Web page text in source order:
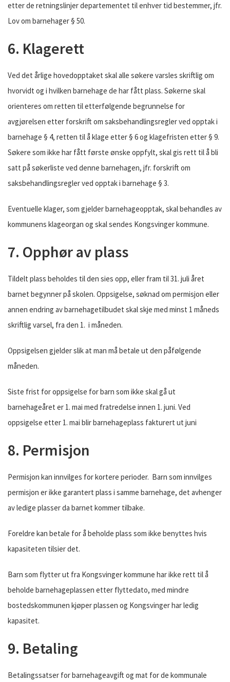
etter de retningslinjer departementet til enhver tid bestemmer, jfr.
Lov om barnehager § 50.
6. Klagerett
Ved det årlige hovedopptaket skal alle søkere varsles skriftlig om
hvorvidt og i hvilken barnehage de har fått plass. Søkerne skal
orienteres om retten til etterfølgende begrunnelse for
avgjørelsen etter forskrift om saksbehandlingsregler ved opptak i
barnehage § 4, retten til å klage etter § 6 og klagefristen etter § 9.
Søkere som ikke har fått første ønske oppfylt, skal gis rett til å bli
satt på søkerliste ved denne barnehagen, jfr. forskrift om
saksbehandlingsregler ved opptak i barnehage § 3.
Eventuelle klager, som gjelder barnehageopptak, skal behandles av
kommunens klageorgan og skal sendes Kongsvinger kommune.
7. Opphør av plass
Tildelt plass beholdes til den sies opp, eller fram til 31. juli året
barnet begynner på skolen. Oppsigelse, søknad om permisjon eller
annen endring av barnehagetilbudet skal skje med minst 1 måneds
skriftlig varsel, fra den 1. i måneden.
Oppsigelsen gjelder slik at man må betale ut den påfølgende
måneden.
Siste frist for oppsigelse for barn som ikke skal gå ut
barnehageåret er 1. mai med fratredelse innen 1. juni. Ved
oppsigelse etter 1. mai blir barnehageplass fakturert ut juni
8. Permisjon
Permisjon kan innvilges for kortere perioder. Barn som innvilges
permisjon er ikke garantert plass i samme barnehage, det avhenger
av ledige plasser da barnet kommer tilbake.
Foreldre kan betale for å beholde plass som ikke benyttes hvis
kapasiteten tilsier det.
Barn som flytter ut fra Kongsvinger kommune har ikke rett til å
beholde barnehageplassen etter flyttedato, med mindre
bostedskommunen kjøper plassen og Kongsvinger har ledig
kapasitet.
9. Betaling
Betalingssatser for barnehageavgift og mat for de kommunale